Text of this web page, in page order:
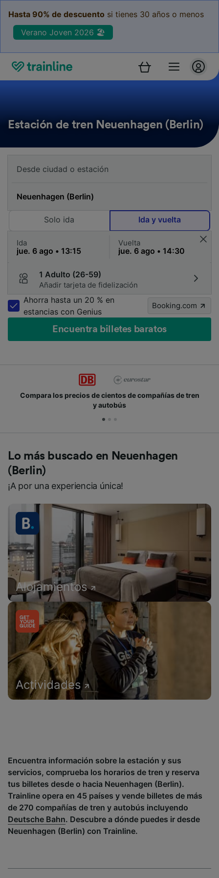
Hasta 90% de descuento si tienes 30 años o menos
Verano Joven 2026 🏖️
Estación de tren Neuenhagen (Berlin)
Solo ida Ida y vuelta
Ida Vuelta
1 Adulto (26-59)
Añadir tarjeta de fidelización
Ahorra hasta un 20 % en
estancias con Genius
Booking.com
Encuentra billetes baratos
Compara los precios de cientos de compañías de tren
y autobús
Lo más buscado en Neuenhagen
(Berlin)
¡A por una experiencia única!
Alojamientos
Actividades
Encuentra información sobre la estación y sus
servicios, comprueba los horarios de tren y reserva
tus billetes desde o hacia Neuenhagen (Berlin).
Trainline opera en 45 países y vende billetes de más
de 270 compañías de tren y autobús incluyendo
Deutsche Bahn. Descubre a dónde puedes ir desde
Neuenhagen (Berlin) con Trainline.